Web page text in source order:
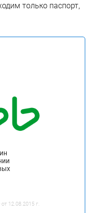
только паспорт,
12.08.2015 г.